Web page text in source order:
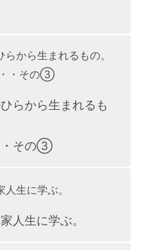
らから生まれるも
・その③
人生に学ぶ。